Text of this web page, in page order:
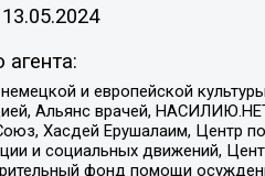
13.05.2024
и европейской
Альянс врачей,
Хасдей Ерушалаим, Центр
и социальных движений,
фонд помощи